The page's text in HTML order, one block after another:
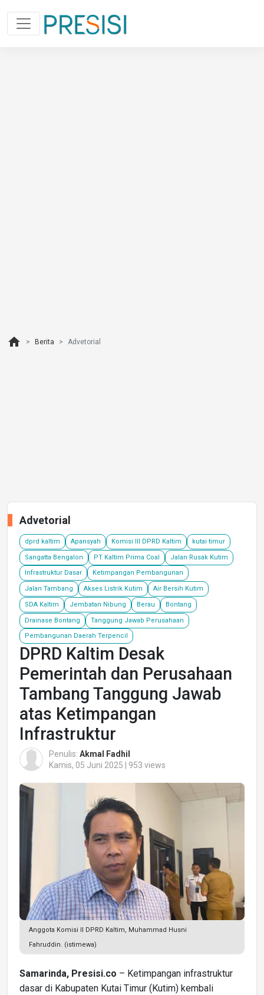
home Berita Advetorial
Advetorial
dprd kaltim Apansyah Komisi III DPRD Kaltim kutai timur
Sangatta Bengalon PT Kaltim Prima Coal Jalan Rusak Kutim
Infrastruktur Dasar Ketimpangan Pembangunan
Jalan Tambang Akses Listrik Kutim Air Bersih Kutim
SDA Kaltim Jembatan Nibung Berau Bontang
Drainase Bontang Tanggung Jawab Perusahaan
Pembangunan Daerah Terpencil
DPRD Kaltim Desak
Pemerintah dan Perusahaan
Tambang Tanggung Jawab
atas Ketimpangan
Infrastruktur
Penulis: Akmal Fadhil
Kamis, 05 Juni 2025 | 953 views
Anggota Komisi II DPRD Kaltim, Muhammad Husni
Fahruddin. (istimewa)
Samarinda, Presisi.co – Ketimpangan infrastruktur
dasar di Kabupaten Kutai Timur (Kutim) kembali